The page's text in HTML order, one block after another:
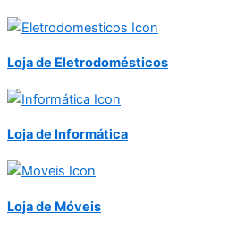
Loja de Eletrodomésticos
Loja de Informática
Loja de Móveis